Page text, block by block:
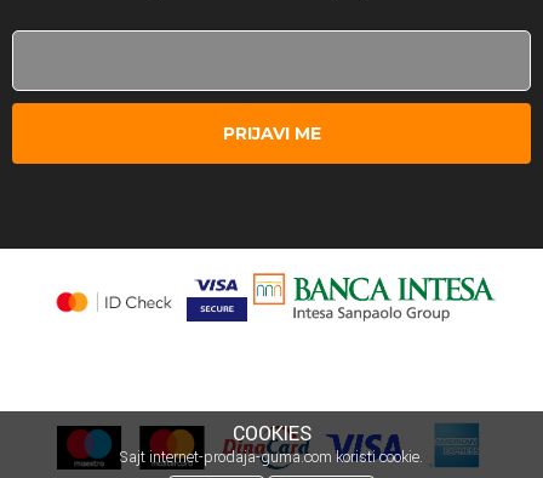
PRIJAVI ME
COOKIES
Sajt internet-prodaja-guma.com koristi cookie.